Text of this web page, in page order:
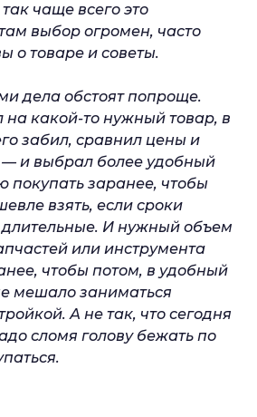
чаще всего это
выбор огромен, часто
о товаре и советы.
дела обстоят попроще.
на какой-то нужный товар, в
забил, сравнил цены и
— и выбрал более удобный
заранее, чтобы
взять, если сроки
длительные. И нужный объем
или инструмента
чтобы потом, в удобный
мешало заниматься
А не так, что сегодня
сломя голову бежать по